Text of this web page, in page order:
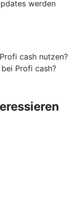
werden
cash nutzen?
Profi cash?